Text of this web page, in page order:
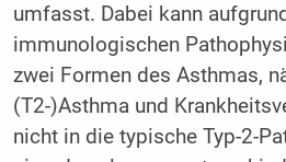
umfasst. Dabei kann
immunologischen
zwei Formen des Asthmas,
(T2-)Asthma und
nicht in die typische Typ-2-